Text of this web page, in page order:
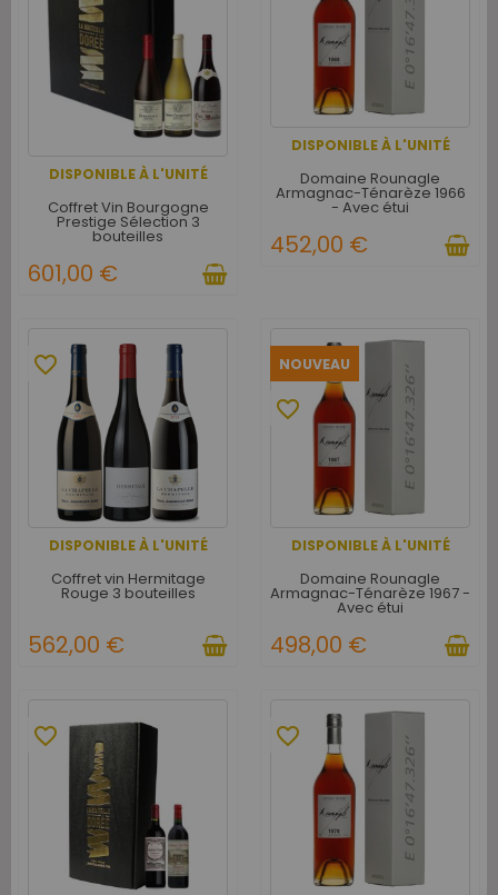
DISPONIBLE À L'UNITÉ
Coffret Vin Bourgogne
Prestige Sélection 3
bouteilles
601,00 €
DISPONIBLE À L'UNITÉ
Domaine Rounagle
Armagnac-Ténarèze 1966
- Avec étui
452,00 €
DISPONIBLE À L'UNITÉ
favorite_border
Coffret vin Hermitage
Rouge 3 bouteilles
562,00 €
NOUVEAU
DISPONIBLE À L'UNITÉ
favorite_border
Domaine Rounagle
Armagnac-Ténarèze 1967 -
Avec étui
498,00 €
favorite_border favorite_border